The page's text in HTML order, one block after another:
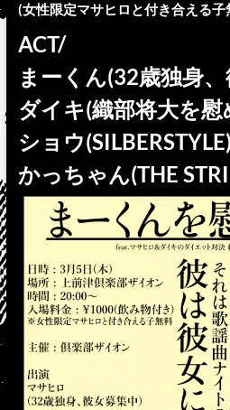
(女性限定マサヒロと付き合える子
ACT/
まーくん(32歳独身
ダイキ(織部将大を慰
ショウ(SILBERSTYLE)
かっちゃん(THE